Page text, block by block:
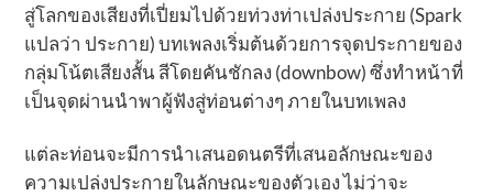
สู่โลกของเสียงที่เปี่ยมไปด้วยท่วงท่าเปล่งประกาย (Spark
แปลว่า ประกาย) บทเพลงเริ่มต้นด้วยการจุดประกายของ
กลุ่มโน้ตเสียงสั้น สีโดยคันชักลง (downbow) ซึ่งทำหน้าที่
เป็นจุดผ่านนำพาผู้ฟังสู่ท่อนต่างๆ ภายในบทเพลง
แต่ละท่อนจะมีการนำเสนอดนตรีที่เสนอลักษณะของ
ความเปล่งประกายในลักษณะของตัวเอง ไม่ว่าจะ